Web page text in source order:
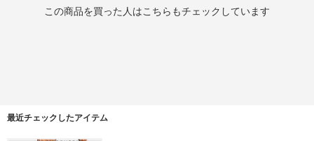
この商品を買った人はこちらもチェックしています
最近チェックしたアイテム